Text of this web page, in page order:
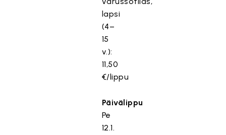
lapsi
(4–
15
v.):
11,50
€/lippu
Päivälippu
Pe
12.1.